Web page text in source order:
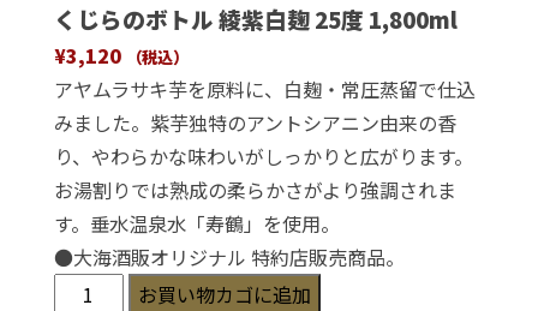
くじらのボトル 綾紫白麹 25度 1,800ml
¥3,120 （税込）
アヤムラサキ芋を原料に、白麹・常圧蒸留で仕込
みました。紫芋独特のアントシアニン由来の香
り、やわらかな味わいがしっかりと広がります。
お湯割りでは熟成の柔らかさがより強調されま
す。垂水温泉水「寿鶴」を使用。
●大海酒販オリジナル 特約店販売商品。
お買い物カゴに追加